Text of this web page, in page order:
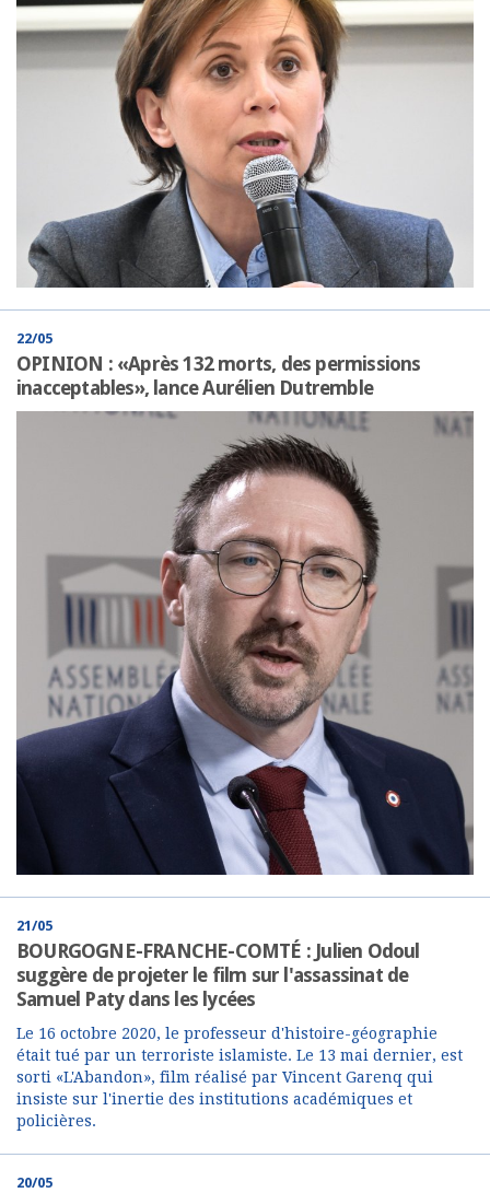
22/05
OPINION : «Après 132 morts, des permissions
inacceptables», lance Aurélien Dutremble
21/05
BOURGOGNE-FRANCHE-COMTÉ : Julien Odoul
suggère de projeter le film sur l'assassinat de
Samuel Paty dans les lycées
Le 16 octobre 2020, le professeur d'histoire-géographie
était tué par un terroriste islamiste. Le 13 mai dernier, est
sorti «L'Abandon», film réalisé par Vincent Garenq qui
insiste sur l'inertie des institutions académiques et
policières.
20/05